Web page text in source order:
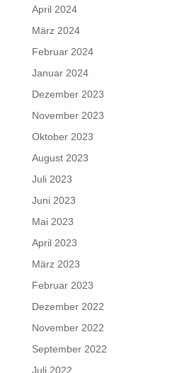
April 2024
März 2024
Februar 2024
Januar 2024
Dezember 2023
November 2023
Oktober 2023
August 2023
Juli 2023
Juni 2023
Mai 2023
April 2023
März 2023
Februar 2023
Dezember 2022
November 2022
September 2022
Juli 2022